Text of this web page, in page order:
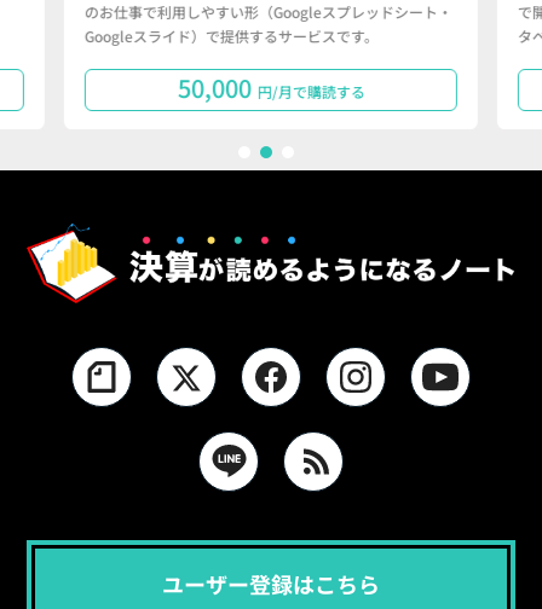
のお仕事で利用しやすい形（Googleスプレッドシート・
Googleスライド）で提供するサービスです。
50,000 円/月で購読する
で
タ
ユーザー登録はこちら